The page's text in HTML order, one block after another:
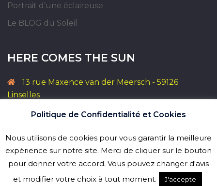
Portrait d’une éclaireuse
Le BLOG du Soleil
HERE COMES THE SUN
13 rue Maxence van der Meersch - 59126
Linselles
+33 6 08 53 55 71
Politique de Confidentialité et Cookies
Nous utilisons de cookies pour vous garantir la meilleure
expérience sur notre site. Merci de cliquer sur le bouton
pour donner votre accord. Vous pouvez changer d'avis
et modifier votre choix à tout moment.
J'accepte